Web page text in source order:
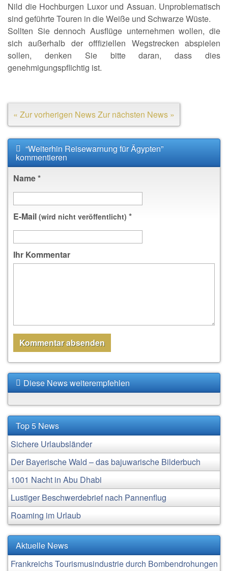
Nild die Hochburgen Luxor und Assuan. Unproblematisch
sind geführte Touren in die Weiße und Schwarze Wüste.
Sollten Sie dennoch Ausflüge unternehmen wollen, die
sich außerhalb der offfiziellen Wegstrecken abspielen
sollen, denken Sie bitte daran, dass dies
genehmigungspflichtig ist.
« Zur vorherigen NewsZur nächsten News »
“Weiterhin Reisewarnung für Ägypten”
kommentieren
Name*
E-Mail (wird nicht veröffentlicht) *
Ihr Kommentar
Diese News weiterempfehlen
Top 5 News
Sichere Urlaubsländer
Der Bayerische Wald – das bajuwarische Bilderbuch
1001 Nacht in Abu Dhabi
Lustiger Beschwerdebrief nach Pannenflug
Roaming im Urlaub
Aktuelle News
Frankreichs Tourismusindustrie durch Bombendrohungen